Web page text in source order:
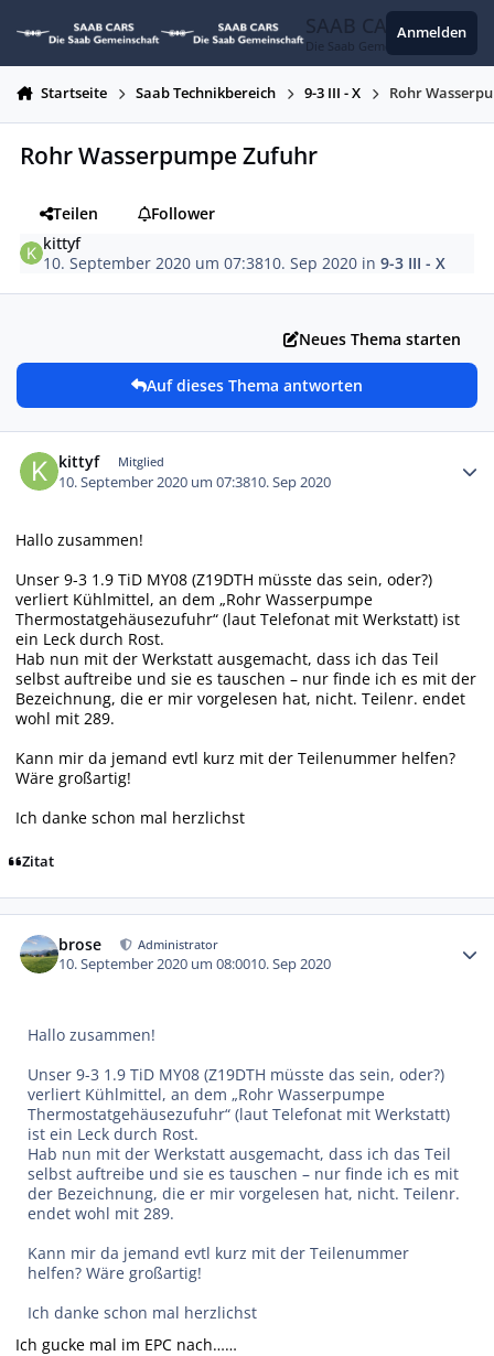
SAAB CARS
Die Saab Gemeinschaft
Anmelden
Startseite Saab Technikbereich 9-3 III - X Rohr
Rohr Wasserpumpe Zufuhr
Teilen
Follower
kittyf
10. September 2020 um 07:3810. Sep 2020 in9-3 III - X
Neues Thema starten
Auf dieses Thema antworten
kittyf Mitglied
10. September 2020 um 07:3810. Sep 2020
Hallo zusammen!
Unser 9-3 1.9 TiD MY08 (Z19DTH müsste das sein, oder?)
verliert Kühlmittel, an dem „Rohr Wasserpumpe
Thermostatgehäusezufuhr“ (laut Telefonat mit Werkstatt) ist
ein Leck durch Rost.
Hab nun mit der Werkstatt ausgemacht, dass ich das Teil
selbst auftreibe und sie es tauschen – nur finde ich es mit der
Bezeichnung, die er mir vorgelesen hat, nicht. Teilenr. endet
wohl mit 289.
Kann mir da jemand evtl kurz mit der Teilenummer helfen?
Wäre großartig!
Ich danke schon mal herzlichst
Zitat
brose Administrator
10. September 2020 um 08:0010. Sep 2020
Hallo zusammen!
Unser 9-3 1.9 TiD MY08 (Z19DTH müsste das sein, oder?)
verliert Kühlmittel, an dem „Rohr Wasserpumpe
Thermostatgehäusezufuhr“ (laut Telefonat mit Werkstatt)
ist ein Leck durch Rost.
Hab nun mit der Werkstatt ausgemacht, dass ich das Teil
selbst auftreibe und sie es tauschen – nur finde ich es mit
der Bezeichnung, die er mir vorgelesen hat, nicht. Teilenr.
endet wohl mit 289.
Kann mir da jemand evtl kurz mit der Teilenummer
helfen? Wäre großartig!
Ich danke schon mal herzlichst
Ich gucke mal im EPC nach……